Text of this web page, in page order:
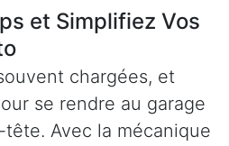
et Simplifiez Vos
chargées, et
se rendre au garage
Avec la mécanique